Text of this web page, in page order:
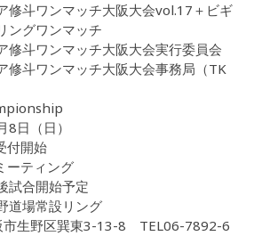
修斗ワンマッチ大阪大会vol.17＋ビギ
ングワンマッチ
修斗ワンマッチ大阪大会実行委員会
修斗ワンマッチ大阪大会事務局（TK
日（日）
付開始
ーティング
試合開始予定
道場常設リング
生野区巽東3-13-8 TEL06-7892-6